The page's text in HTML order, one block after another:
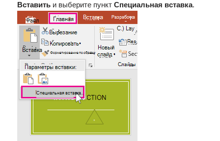
Вставить и выберите пункт Специальная вставка.